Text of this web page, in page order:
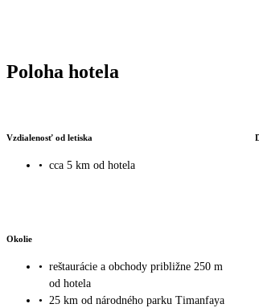
Poloha hotela
Vzdialenosť od letiska
• cca 5 km od hotela
Okolie
• reštaurácie a obchody približne 250 m
od hotela
• 25 km od národného parku Timanfaya